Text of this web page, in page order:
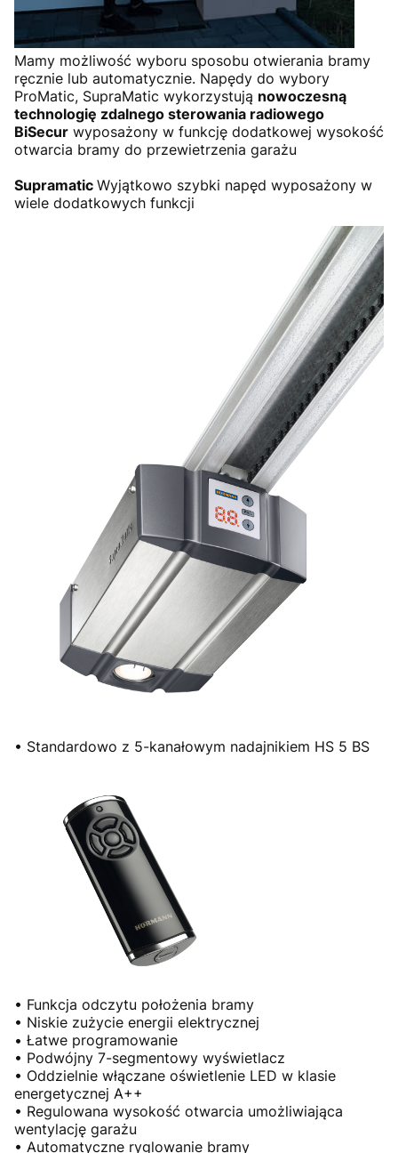
Mamy możliwość wyboru sposobu otwierania bramy
ręcznie lub automatycznie. Napędy do wybory
ProMatic, SupraMatic wykorzystują nowoczesną
technologię zdalnego sterowania radiowego
BiSecur wyposażony w funkcję dodatkowej wysokość
otwarcia bramy do przewietrzenia garażu
Supramatic Wyjątkowo szybki napęd wyposażony w
wiele dodatkowych funkcji
• Standardowo z 5-kanałowym nadajnikiem HS 5 BS
• Funkcja odczytu położenia bramy
• Niskie zużycie energii elektrycznej
• Łatwe programowanie
• Podwójny 7-segmentowy wyświetlacz
• Oddzielnie włączane oświetlenie LED w klasie
energetycznej A++
• Regulowana wysokość otwarcia umożliwiająca
wentylację garażu
• Automatyczne ryglowanie bramy